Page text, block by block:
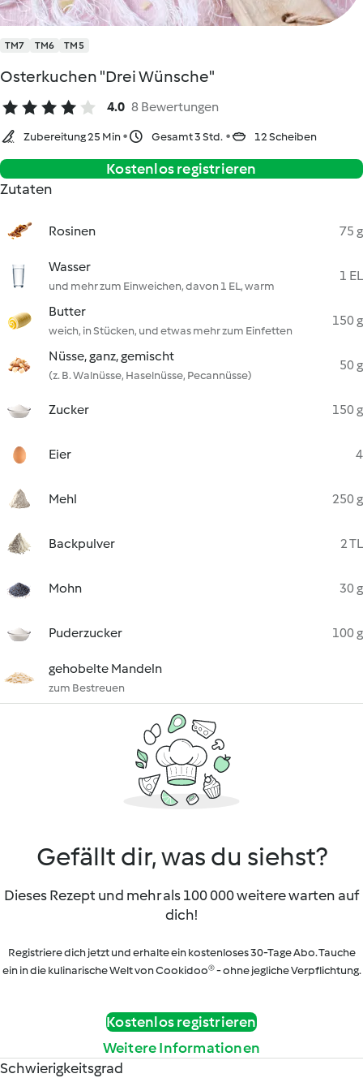
TM7 TM6 TM5
Osterkuchen "Drei Wünsche"
4.0 8 Bewertungen
Zubereitung 25 Min Gesamt 3 Std. 12 Scheiben
Kostenlos registrieren
Zutaten
Rosinen 75 g
Wasser
und mehr zum Einweichen, davon 1 EL, warm
1 EL
Butter
weich, in Stücken, und etwas mehr zum Einfetten
150 g
Nüsse, ganz, gemischt
(z. B. Walnüsse, Haselnüsse, Pecannüsse)
50 g
Zucker 150 g
Eier 4
Mehl 250 g
Backpulver 2 TL
Mohn 30 g
Puderzucker 100 g
gehobelte Mandeln
zum Bestreuen
Gefällt dir, was du siehst?
Dieses Rezept und mehr als 100 000 weitere warten auf
dich!
Registriere dich jetzt und erhalte ein kostenloses 30-Tage Abo. Tauche
ein in die kulinarische Welt von Cookidoo® - ohne jegliche Verpflichtung.
Kostenlos registrieren
Weitere Informationen
Schwierigkeitsgrad